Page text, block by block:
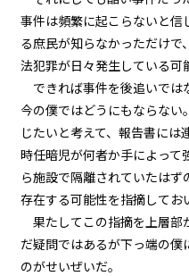
第
『
＜
第
『
＜
第
『
＜
第１
事件は頻繁に起こらないと
る庶民が知らなかっただけ
法犯罪が日々発生している可
できれば事件を後追いでは
今の僕ではどうにもならな
じたいと考えて、報告書には
時任暗児が何者か手によって
ら施設で隔離されていたは
存在する可能性を指摘してお
果たしてこの指摘を上層部
だ疑問ではあるが下っ端の
のがせいぜいだ。